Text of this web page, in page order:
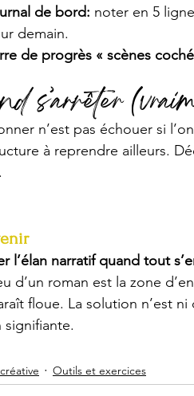
de bord: noter en 5
demain.
de progrès « scènes
s’arrêter
n’est pas échouer si
à reprendre ailleurs.
l’élan narratif quand tout
d’un roman est la zone
floue. La solution n’est
signifiante.
Outils et exercices